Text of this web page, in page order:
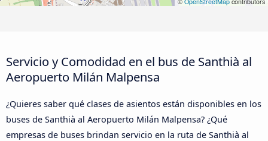
Servicio y Comodidad en el bus de Santhià al
Aeropuerto Milán Malpensa
¿Quieres saber qué clases de asientos están disponibles en los
buses de Santhià al Aeropuerto Milán Malpensa? ¿Qué
empresas de buses brindan servicio en la ruta de Santhià al